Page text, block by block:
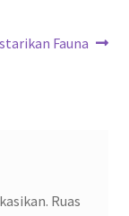
Fauna
Ruas